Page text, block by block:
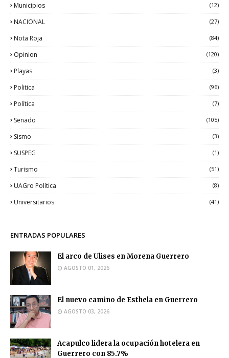
Municipios (12)
NACIONAL (27)
Nota Roja (84)
Opinion (120)
Playas (3)
Politica (96)
Política (7)
Senado (105)
Sismo (3)
SUSPEG (1)
Turismo (51)
UAGro Política (8)
Universitarios (41)
ENTRADAS POPULARES
El arco de Ulises en Morena Guerrero
AGOSTO 01, 2026
El nuevo camino de Esthela en Guerrero
AGOSTO 03, 2026
Acapulco lidera la ocupación hotelera en
Guerrero con 85.7%